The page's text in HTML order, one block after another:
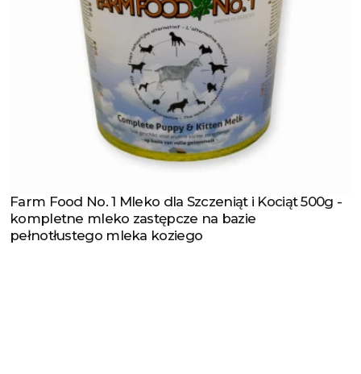
Zobacz produkt
Farm Food No. 1 Mleko dla Szczeniąt i Kociąt 500g -
kompletne mleko zastępcze na bazie
pełnotłustego mleka koziego